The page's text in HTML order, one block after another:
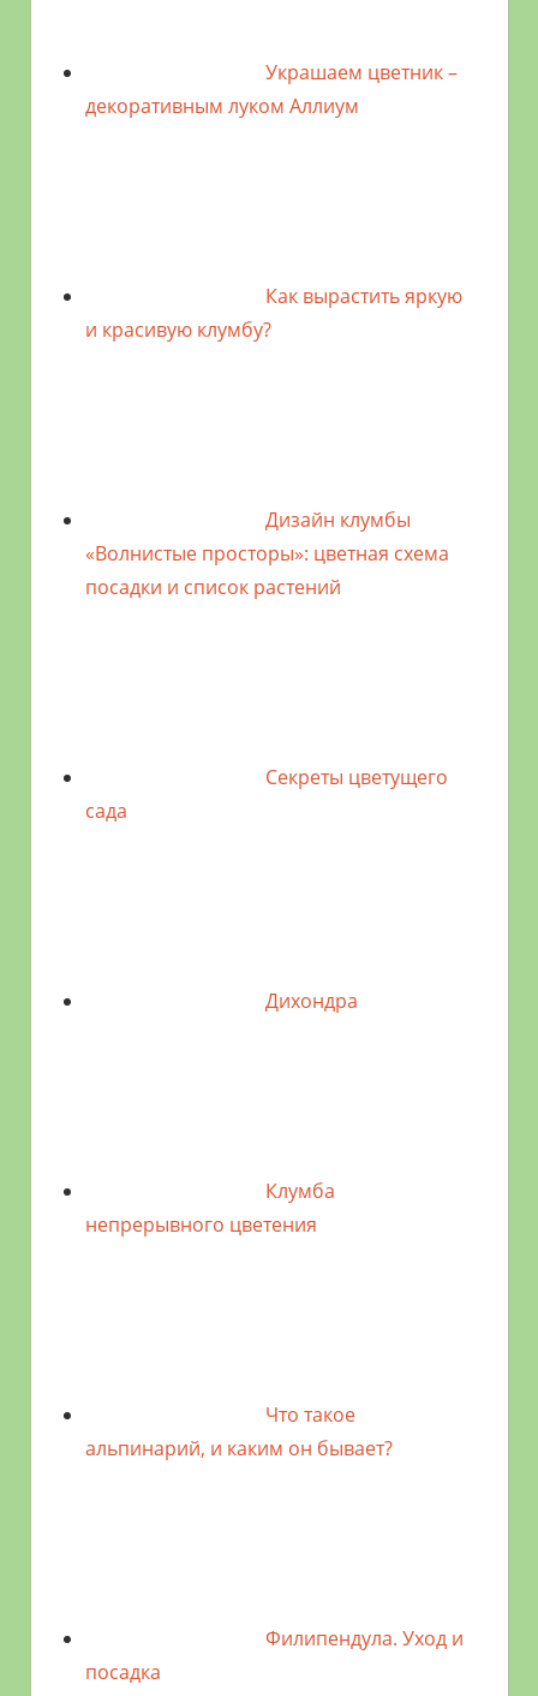
Украшаем цветник –
декоративным луком Аллиум
Как вырастить яркую
и красивую клумбу?
Дизайн клумбы
«Волнистые просторы»: цветная схема
посадки и список растений
Секреты цветущего
сада
Дихондра
Клумба
непрерывного цветения
Что такое
альпинарий, и каким он бывает?
Филипендула. Уход и
посадка